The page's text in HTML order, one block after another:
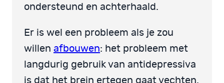
ondersteund en achterhaald.
Er is wel een probleem als je zou
willen afbouwen: het probleem met
langdurig gebruik van antidepressiva
is dat het brein ertegen gaat vechten.